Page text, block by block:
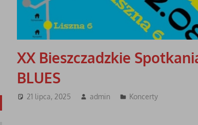
XX Bieszczadzkie
BLUES
21 lipca, 2025 admin Koncerty